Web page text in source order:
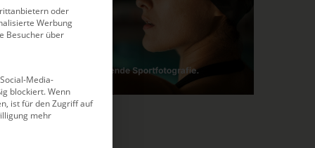
oder
Werbung
Besucher über
Media-
blockiert. Wenn
ist für den Zugriff auf
mehr